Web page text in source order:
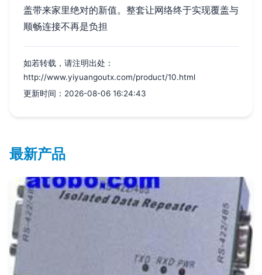
盖带来家里绝对的新值。整套让网络终于实现覆盖与
顺畅连接不再是负担
如若转载，请注明出处：
http://www.yiyuangoutx.com/product/10.html
更新时间：2026-08-06 16:24:43
最新产品